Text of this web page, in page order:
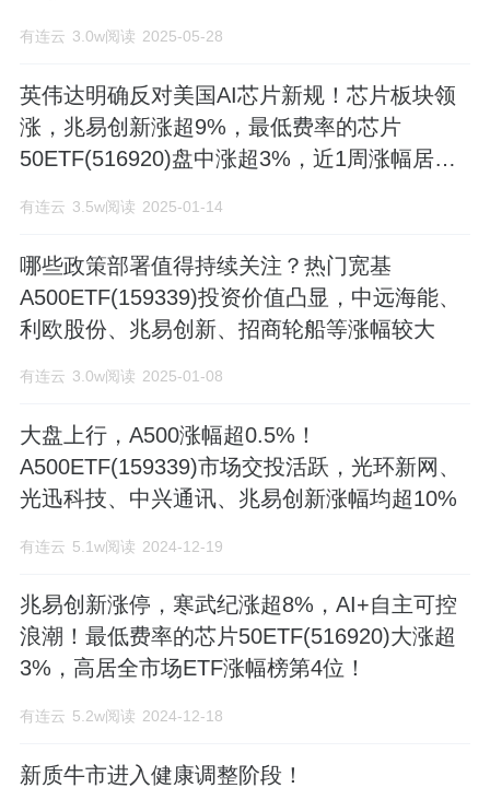
供应链管理,共同推进半导体领域的技术创
新。
有连云 3.0w阅读 2025-05-28
英伟达明确反对美国AI芯片新规！芯片板块领
涨，兆易创新涨超9%，最低费率的芯片
50ETF(516920)盘中涨超3%，近1周涨幅居同
有连云 3.5w阅读 2025-01-14
哪些政策部署值得持续关注？热门宽基
A500ETF(159339)投资价值凸显，中远海能、
利欧股份、兆易创新、招商轮船等涨幅较大
有连云 3.0w阅读 2025-01-08
大盘上行，A500涨幅超0.5%！
A500ETF(159339)市场交投活跃，光环新网、
光迅科技、中兴通讯、兆易创新涨幅均超10%
有连云 5.1w阅读 2024-12-19
兆易创新涨停，寒武纪涨超8%，AI+自主可控
浪潮！最低费率的芯片50ETF(516920)大涨超
3%，高居全市场ETF涨幅榜第4位！
有连云 5.2w阅读 2024-12-18
新质牛市进入健康调整阶段！